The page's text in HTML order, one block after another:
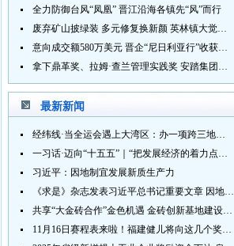
全力防御台风“凤凰” 晋江沿海各镇先“风”而行
废弃矿山披绿装 多元修复换新颜 英林镇大觉山片区废弃矿山生态修复项目通过验收
意向成交额580万美元 晋企“尼日利亚行”收获满满
拿下鼎革奖、拉姆·查兰管理实践奖 安踏集团获企业管理权威奖项
最新新闻
经纬线·当全运会遇上大湾区：办一项跨三地的赛事有多硬核？
一习话·迈向“十五五”｜“把发展经济的着力点放在实体经济上”
习近平：因地制宜发展新质生产力
《求是》杂志发表习近平总书记重要文章 因地制宜发展新质生产力
共享“大金砖合作”金色机遇 金砖创新基地建设成效显著
11月16日赛程表来啦！福建健儿将向这几个奖牌发起冲击→